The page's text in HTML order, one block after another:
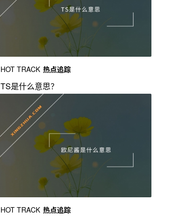
HOT TRACK 热点追踪
TS是什么意思？
HOT TRACK 热点追踪